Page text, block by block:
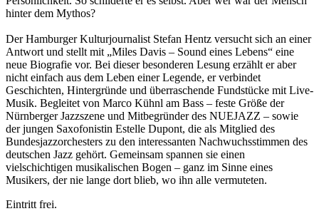
hinter dem Mythos?
Der Hamburger Kulturjournalist Stefan Hentz versucht sich an einer
Antwort und stellt mit „Miles Davis – Sound eines Lebens“ eine
neue Biografie vor. Bei dieser besonderen Lesung erzählt er aber
nicht einfach aus dem Leben einer Legende, er verbindet
Geschichten, Hintergründe und überraschende Fundstücke mit Live-
Musik. Begleitet von Marco Kühnl am Bass – feste Größe der
Nürnberger Jazzszene und Mitbegründer des NUEJAZZ – sowie
der jungen Saxofonistin Estelle Dupont, die als Mitglied des
Bundesjazzorchesters zu den interessanten Nachwuchsstimmen des
deutschen Jazz gehört. Gemeinsam spannen sie einen
vielschichtigen musikalischen Bogen – ganz im Sinne eines
Musikers, der nie lange dort blieb, wo ihn alle vermuteten.
Eintritt frei.